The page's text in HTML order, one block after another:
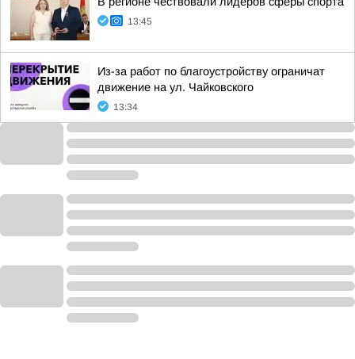
13:45
Из-за работ по благоустройству ограничат
движение на ул. Чайковского
13:34